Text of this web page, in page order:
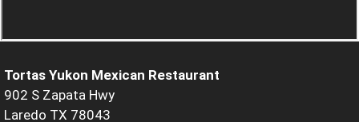
Tortas Yukon Mexican Restaurant
902 S Zapata Hwy
Laredo TX 78043